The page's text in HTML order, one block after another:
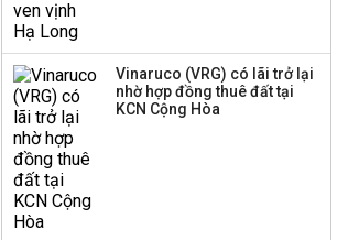
phiếu, người làm chủ
tịch ở tuổi 27
Vinaruco (VRG) có lãi trở lại
nhờ hợp đồng thuê đất tại
KCN Cộng Hòa